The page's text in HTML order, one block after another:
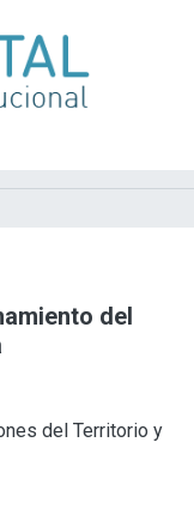
del
del Territorio y